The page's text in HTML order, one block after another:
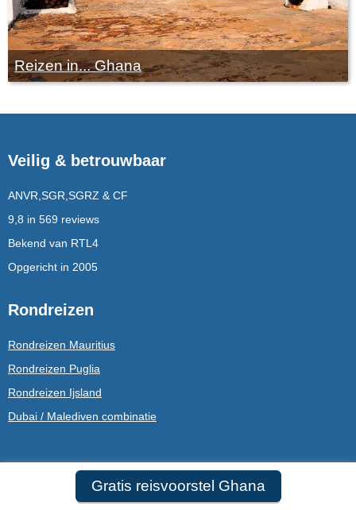
Gratis reisvoorstel Ghana
Reizen in... Ghana
Veilig & betrouwbaar
ANVR,SGR,SGRZ & CF
9,8 in 569 reviews
Bekend van RTL4
Opgericht in 2005
Rondreizen
Rondreizen Mauritius
Rondreizen Puglia
Rondreizen Ijsland
Dubai / Malediven combinatie